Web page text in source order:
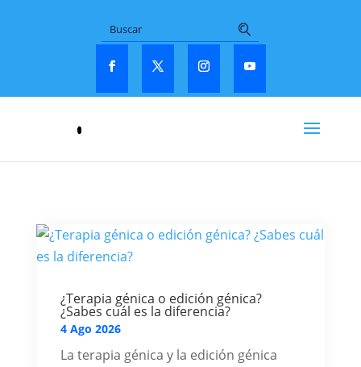
¿Terapia génica o edición génica?
¿Sabes cuál es la diferencia?
4 Ago 2026
La terapia génica y la edición génica